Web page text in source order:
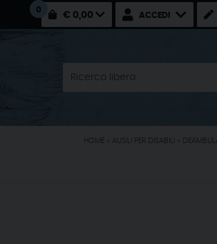
ACCEDI
0
€ 0,00
HOME AUSILI PER DISABILI